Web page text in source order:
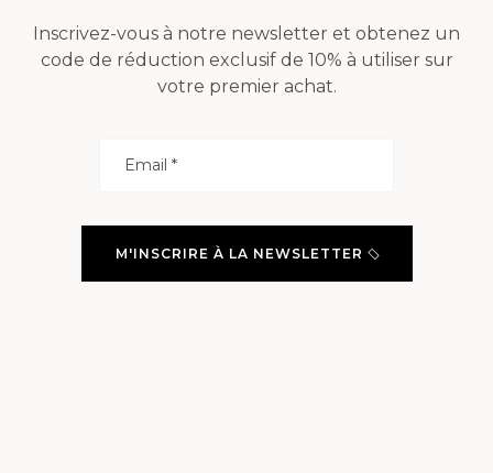
Inscrivez-vous à notre newsletter et obtenez un
code de réduction exclusif de 10% à utiliser sur
votre premier achat.
M'INSCRIRE À LA NEWSLETTER